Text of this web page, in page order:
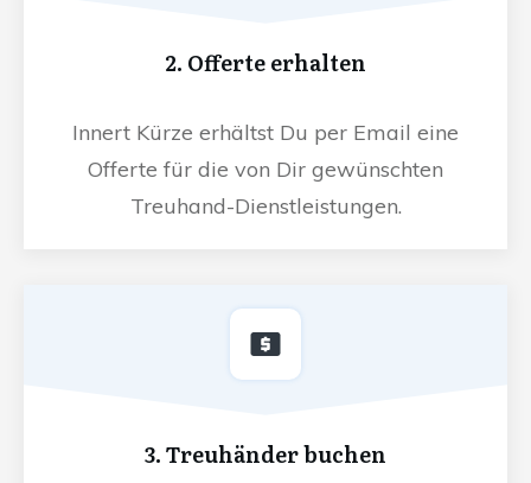
2. Offerte erhalten
Innert Kürze erhältst Du per Email eine
Offerte für die von Dir gewünschten
Treuhand-Dienstleistungen.
3. Treuhänder buchen